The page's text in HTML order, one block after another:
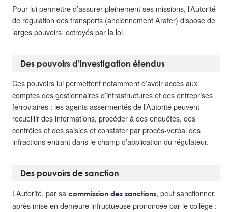
Pour lui permettre d’assurer pleinement ses missions, l’Autorité
de régulation des transports (anciennement Arafer) dispose de
larges pouvoirs, octroyés par la loi.
Des pouvoirs d’investigation étendus
Ces pouvoirs lui permettent notamment d’avoir accès aux
comptes des gestionnaires d’infrastructures et des entreprises
ferroviaires : les agents assermentés de l’Autorité peuvent
recueillir des informations, procéder à des enquêtes, des
contrôles et des saisies et constater par procès-verbal des
infractions entrant dans le champ d’application du régulateur.
Des pouvoirs de sanction
L’Autorité, par sa commission des sanctions, peut sanctionner,
après mise en demeure infructueuse prononcée par le collège :